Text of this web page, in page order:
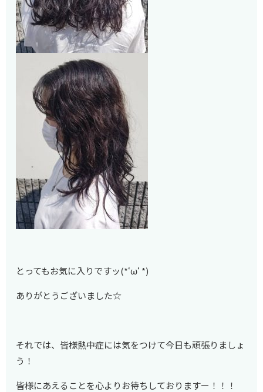
とってもお気に入りですッ(*‘ω‘ *)
ありがとうございました☆
それでは、皆様熱中症には気をつけて今日も頑張りましょ
う！
皆様にあえることを心よりお待ちしておりますー！！！